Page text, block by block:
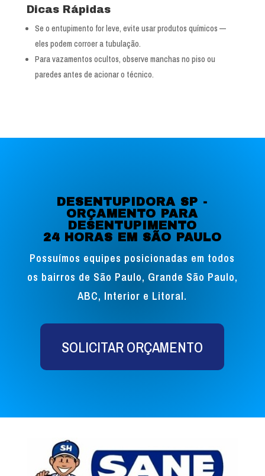
Dicas Rápidas
Se o entupimento for leve, evite usar produtos químicos —
eles podem corroer a tubulação.
Para vazamentos ocultos, observe manchas no piso ou
paredes antes de acionar o técnico.
DESENTUPIDORA SP -
ORÇAMENTO PARA
DESENTUPIMENTO
24 HORAS EM SÃO PAULO
Possuímos equipes posicionadas em todos
os bairros de São Paulo, Grande São Paulo,
ABC, Interior e Litoral.
SOLICITAR ORÇAMENTO